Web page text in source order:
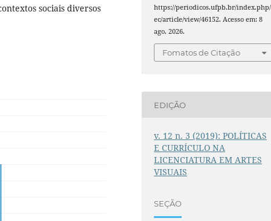
sociais diversos
https://periodicos.ufpb.br/
ec/article/view/46152. Acesso em: 8
ago. 2026.
Fomatos de Citação
EDIÇÃO
v. 12 n. 3 (2019): POLÍTICAS
E CURRÍCULO NA
LICENCIATURA EM ARTES
VISUAIS
SEÇÃO